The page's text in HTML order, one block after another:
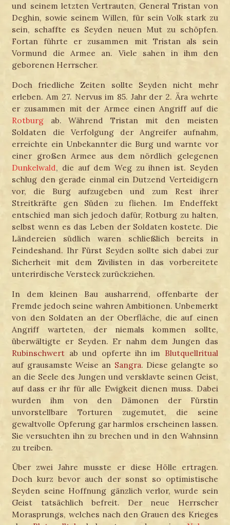
und seinem letzten Vertrauten, General Tristan von
Deghin, sowie seinem Willen, für sein Volk stark zu
sein, schaffte es Seyden neuen Mut zu schöpfen.
Fortan führte er zusammen mit Tristan als sein
Vormund die Armee an. Viele sahen in ihm den
geborenen Herrscher.
Doch friedliche Zeiten sollte Seyden nicht mehr
erleben. Am 27. Nervus im 85. Jahr der 2. Ära wehrte
er zusammen mit der Armee einen Angriff auf die
Rotburg ab. Während Tristan mit den meisten
Soldaten die Verfolgung der Angreifer aufnahm,
erreichte ein Unbekannter die Burg und warnte vor
einer großen Armee aus dem nördlich gelegenen
Dunkelwald, die auf dem Weg zu ihnen ist. Seyden
schlug den gerade einmal ein Dutzend Verteidigern
vor, die Burg aufzugeben und zum Rest ihrer
Streitkräfte gen Süden zu fliehen. Im Endeffekt
entschied man sich jedoch dafür, Rotburg zu halten,
selbst wenn es das Leben der Soldaten kostete. Die
Ländereien südlich waren schließlich bereits in
Feindeshand. Ihr Fürst Seyden sollte sich dabei zur
Sicherheit mit dem Zivilisten in das vorbereitete
unterirdische Versteck zurückziehen.
In dem kleinen Bau ausharrend, offenbarte der
Fremde jedoch seine wahren Ambitionen. Unbemerkt
von den Soldaten an der Oberfläche, die auf einen
Angriff warteten, der niemals kommen sollte,
überwältigte er Seyden. Er nahm dem Jungen das
Rubinschwert ab und opferte ihn im Blutquellritual
auf grausamste Weise an Sangra. Diese gelangte so
an die Seele des Jungen und versklavte seinen Geist,
auf dass er ihr für alle Ewigkeit dienen muss. Dabei
wurden ihm von den Dämonen der Fürstin
unvorstellbare Torturen zugemutet, die seine
gewaltvolle Opferung gar harmlos erscheinen lassen.
Sie versuchten ihn zu brechen und in den Wahnsinn
zu treiben.
Über zwei Jahre musste er diese Hölle ertragen.
Doch kurz bevor auch der sonst so optimistische
Seyden seine Hoffnung gänzlich verlor, wurde sein
Geist tatsächlich befreit. Der neue Herrscher
Morasprungs, welches nach den Grauen des Krieges